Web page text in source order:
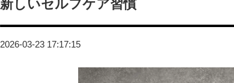
新しいセルフケア習慣
2026-03-23 17:17:15